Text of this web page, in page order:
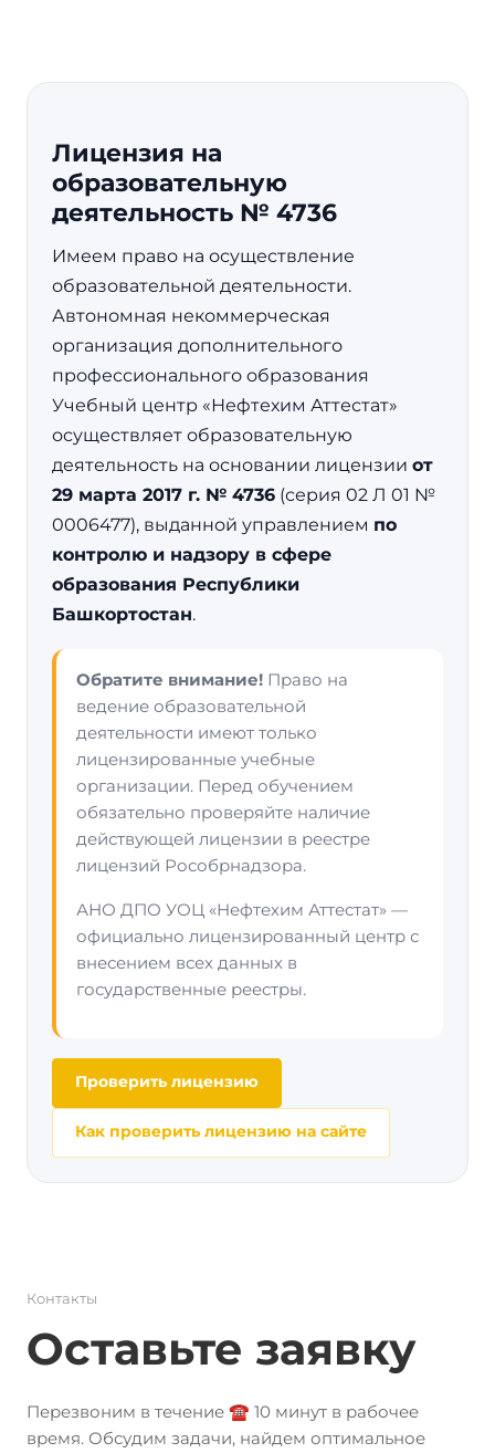
Лицензия на
образовательную
деятельность № 4736
Имеем право на осуществление
образовательной деятельности.
Автономная некоммерческая
организация дополнительного
профессионального образования
Учебный центр «Нефтехим Аттестат»
осуществляет образовательную
деятельность на основании лицензии от
29 марта 2017 г. № 4736 (серия 02 Л 01 №
0006477), выданной управлением по
контролю и надзору в сфере
образования Республики
Башкортостан.
Обратите внимание! Право на
ведение образовательной
деятельности имеют только
лицензированные учебные
организации. Перед обучением
обязательно проверяйте наличие
действующей лицензии в реестре
лицензий Рособрнадзора.
АНО ДПО УОЦ «Нефтехим Аттестат» —
официально лицензированный центр с
внесением всех данных в
государственные реестры.
Проверить лицензию
Как проверить лицензию на сайте
Контакты
Оставьте заявку
Перезвоним в течение ☎️ 10 минут в рабочее
время. Обсудим задачи, найдем оптимальное